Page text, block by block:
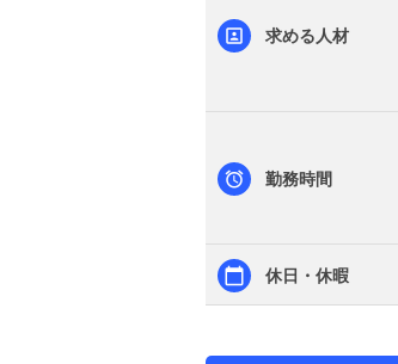
求める人材
勤務時間
休日・休暇